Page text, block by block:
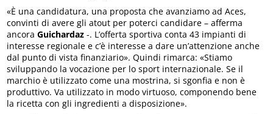
«È una candidatura, una proposta che avanziamo ad Aces,
convinti di avere gli atout per poterci candidare – afferma
ancoraGuichardaz -. L’offerta sportiva conta 43 impianti di
interesse regionale e c’è interesse a dare un’attenzione anche
dal punto di vista finanziario». Quindi rimarca: «Stiamo
sviluppando la vocazione per lo sport internazionale. Se il
marchio è utilizzato come una mostrina, si sgonfia e non è
produttivo. Va utilizzato in modo virtuoso, componendo bene
la ricetta con gli ingredienti a disposizione».